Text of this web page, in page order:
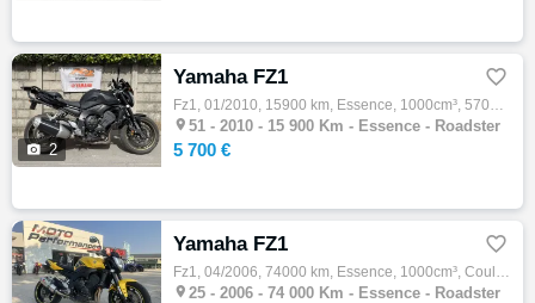
 2
Yamaha FZ1 
Fz1, 01/2010, 15900 km, Essence, 1000cm³, 5700 € Equipements : Yamaha FZ1 - 01/2010 - 15 900 km Moto en excellent état, entièrement révisée…
 51 - 2010 - 15 900 Km - Essence - Roadster
5 700 €
Yamaha FZ1 
Fz1, 04/2006, 74000 km, Essence, 1000cm³, Couleur jaune, 2890 €
 25 - 2006 - 74 000 Km - Essence - Roadster